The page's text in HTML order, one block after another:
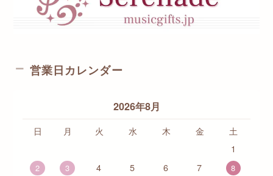
営業日カレンダー
2026年8月
日 月 火 水 木 金
土
1
2 3 4 5 6 7
8